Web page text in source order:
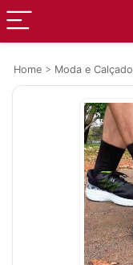
Home > Moda e